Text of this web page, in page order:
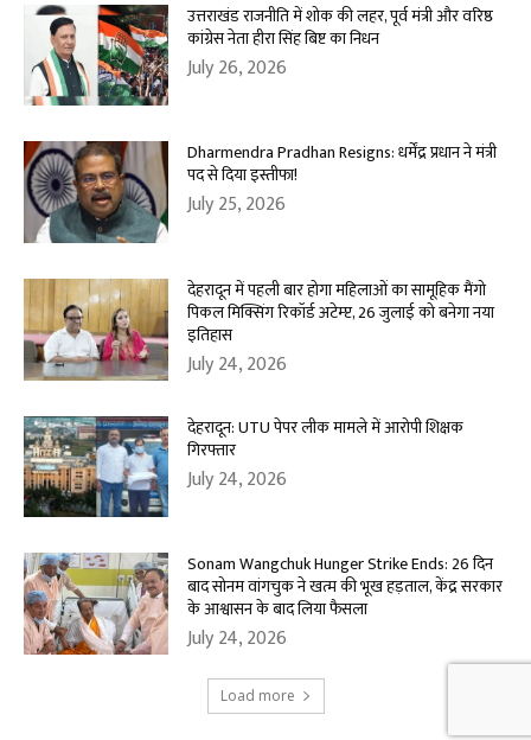
उत्तराखंड राजनीति में शोक की लहर, पूर्व मंत्री और वरिष्ठ
कांग्रेस नेता हीरा सिंह बिष्ट का निधन
July 26, 2026
Dharmendra Pradhan Resigns: धर्मेंद्र प्रधान ने मंत्री
पद से दिया इस्तीफा!
July 25, 2026
देहरादून में पहली बार होगा महिलाओं का सामूहिक मैंगो
पिकल मिक्सिंग रिकॉर्ड अटेम्प्ट, 26 जुलाई को बनेगा नया
इतिहास
July 24, 2026
देहरादून: UTU पेपर लीक मामले में आरोपी शिक्षक
गिरफ्तार
July 24, 2026
Sonam Wangchuk Hunger Strike Ends: 26 दिन
बाद सोनम वांगचुक ने खत्म की भूख हड़ताल, केंद्र सरकार
के आश्वासन के बाद लिया फैसला
July 24, 2026
Load more